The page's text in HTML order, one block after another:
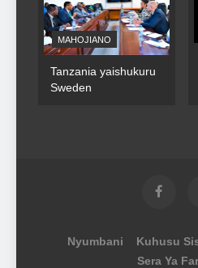
MAHOJIANO
Tanzania yaishukuru
Sweden
Nyumbani Kuhusu
Sera Ya